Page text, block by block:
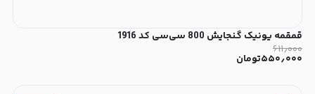
قمقمه یونیک گنجایش 800 سی‌سی کد 1916
۶۱۱٫۰۰۰
۵۵۰٫۰۰۰تومان